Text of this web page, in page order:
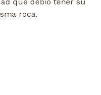
roca.